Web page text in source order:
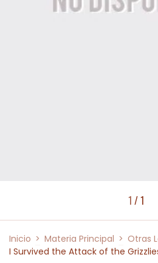
1 /1
Inicio > Materia Principal > Otras
I Survived the Attack of the